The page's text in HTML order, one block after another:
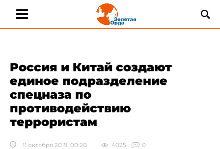
​Россия и Китай создают
единое подразделение
спецназа по
противодействию
террористам
11 октября 2019, 00:20 4025
0